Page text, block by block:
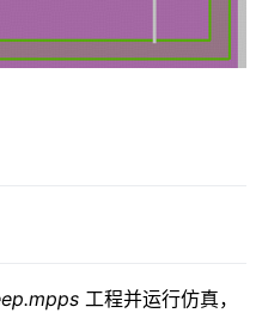
工程并运行仿真，